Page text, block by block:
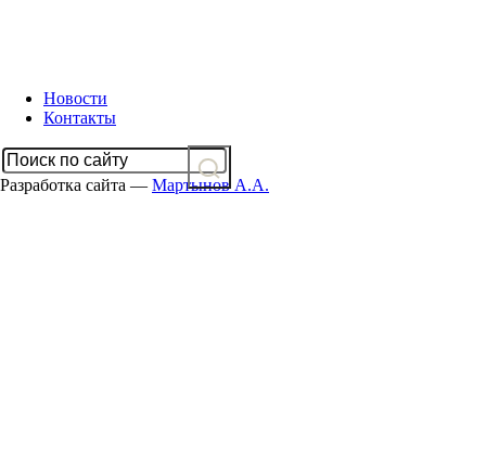
Новости
Контакты
Разработка сайта — Мартынов А.А.